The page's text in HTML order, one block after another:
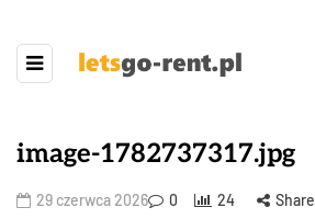
image-1782737317.jpg
29 czerwca 2026 0 24 Share